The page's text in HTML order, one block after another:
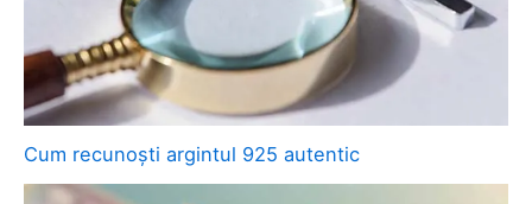
Cum recunoști argintul 925 autentic